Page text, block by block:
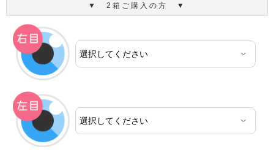
▼ 2箱ご購入の方 ▼